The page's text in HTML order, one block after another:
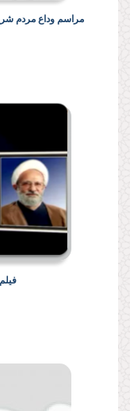
مراسم وداع مردم